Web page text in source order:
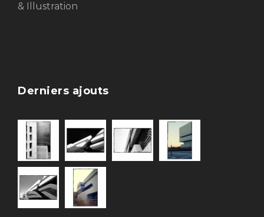
& Illustration
Derniers ajouts